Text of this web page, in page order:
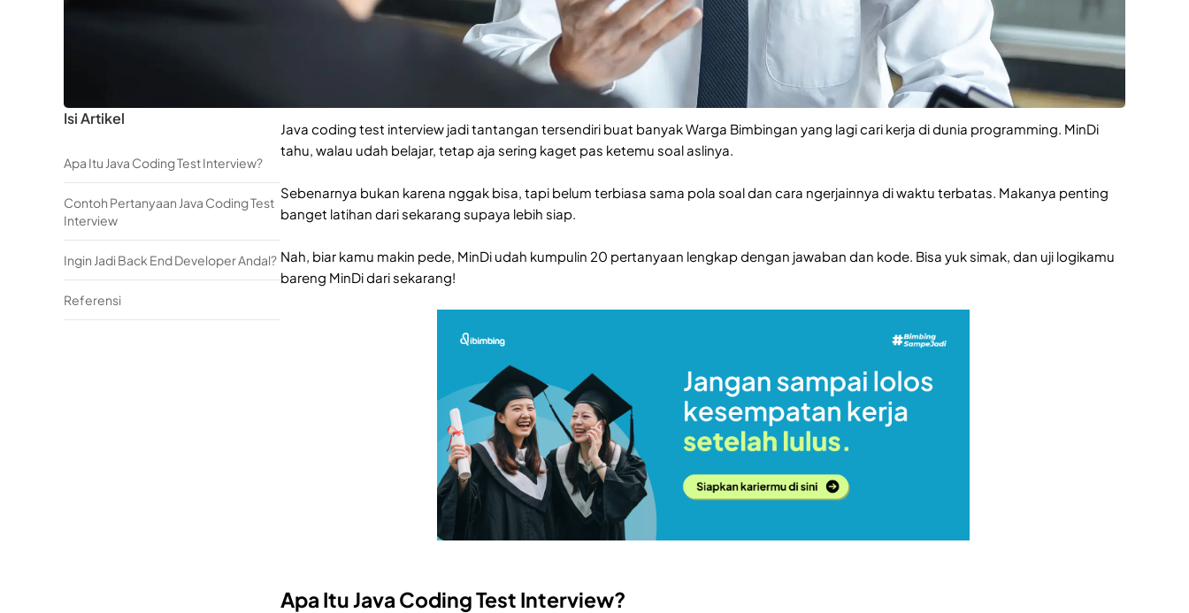
Isi Artikel
Apa Itu Java Coding Test Interview?
Contoh Pertanyaan Java Coding Test
Interview
Ingin Jadi Back End Developer Andal?
Referensi
Java coding test interview jadi tantangan tersendiri buat banyak Warga Bimbingan yang lagi cari kerja di dunia programming. MinDi
tahu, walau udah belajar, tetap aja sering kaget pas ketemu soal aslinya.
Sebenarnya bukan karena nggak bisa, tapi belum terbiasa sama pola soal dan cara ngerjainnya di waktu terbatas. Makanya penting
banget latihan dari sekarang supaya lebih siap.
Nah, biar kamu makin pede, MinDi udah kumpulin 20 pertanyaan lengkap dengan jawaban dan kode. Bisa yuk simak, dan uji logikamu
bareng MinDi dari sekarang!
Apa Itu Java Coding Test Interview?